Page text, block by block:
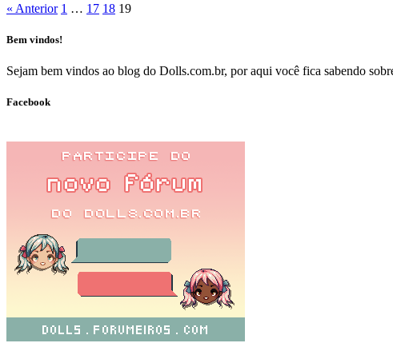
« Anterior 1 … 17 18 19
Bem vindos!
Sejam bem vindos ao blog do Dolls.com.br, por aqui você fica sabendo
Facebook